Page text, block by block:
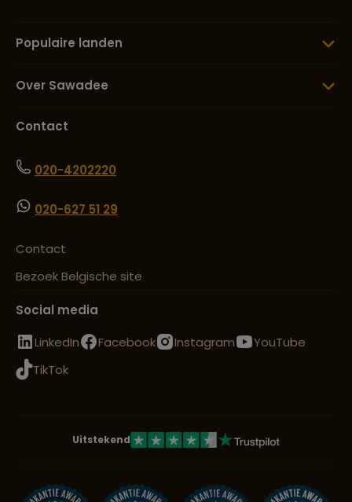
Populaire landen
Over Sawadee
Contact
020-4202220
020-627 51 29
Contact
Bezoek Belgische site
Social media
LinkedIn
Facebook Instagram
YouTube
TikTok
Uitstekend